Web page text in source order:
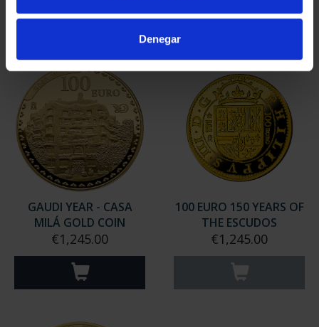
Denegar
GAUDI YEAR - CASA
MILÁ GOLD COIN
€1,245.00
100 EURO 150 YEARS OF
THE ESCUDOS
€1,245.00